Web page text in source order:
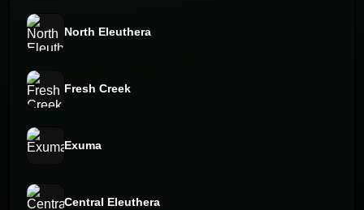
North Eleuthera
Fresh Creek
Exuma
Central Eleuthera